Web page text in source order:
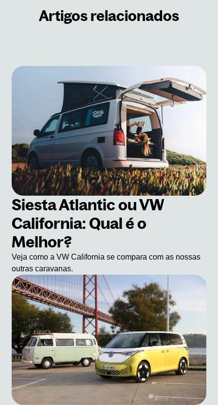
Artigos relacionados
Siesta Atlantic ou VW
California: Qual é o
Melhor?
Veja como a VW California se compara com as nossas
outras caravanas.